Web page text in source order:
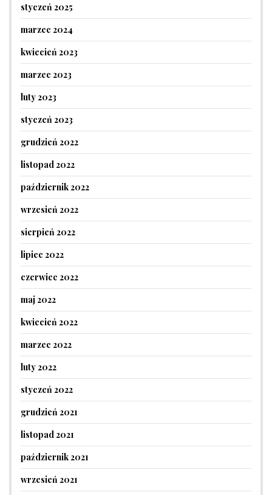
styczeń 2025
marzec 2024
kwiecień 2023
marzec 2023
luty 2023
styczeń 2023
grudzień 2022
listopad 2022
październik 2022
wrzesień 2022
sierpień 2022
lipiec 2022
czerwiec 2022
maj 2022
kwiecień 2022
marzec 2022
luty 2022
styczeń 2022
grudzień 2021
listopad 2021
październik 2021
wrzesień 2021